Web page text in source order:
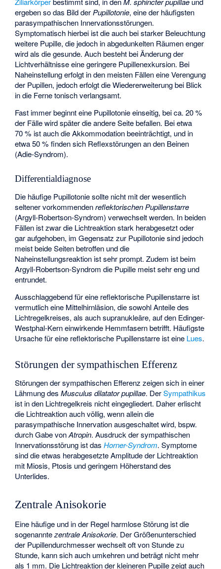
ergeben so das Bild derPupillotonie, eine der häufigsten
parasympathischen Innervationsstörungen.
Symptomatisch hierbei ist die auch bei starker Beleuchtung
weitere Pupille, die jedoch in abgedunkelten Räumen enger
wird als die gesunde. Auch besteht bei Änderung der
Lichtverhältnisse eine geringere Pupillenexkursion. Bei
Naheinstellung erfolgt in den meisten Fällen eine Verengung
der Pupillen, jedoch erfolgt die Wiedererweiterung bei Blick
in die Ferne tonisch verlangsamt.
Fast immer beginnt eine Pupillotonie einseitig, bei ca. 20 %
der Fälle wird später die andere Seite befallen. Bei etwa
70 % ist auch die Akkommodation beeinträchtigt, und in
etwa 50 % finden sich Reflexstörungen an den Beinen
(Adie-Syndrom).
Differentialdiagnose
Die häufige Pupillotonie sollte nicht mit der wesentlich
seltener vorkommendenreflektorischen Pupillenstarre
(Argyll-Robertson-Syndrom) verwechselt werden. In beiden
Fällen ist zwar die Lichtreaktion stark herabgesetzt oder
gar aufgehoben, im Gegensatz zur Pupillotonie sind jedoch
meist beide Seiten betroffen und die
Naheinstellungsreaktion ist sehr prompt. Zudem ist beim
Argyll-Robertson-Syndrom die Pupille meist sehr eng und
entrundet.
Ausschlaggebend für eine reflektorische Pupillenstarre ist
vermutlich eine Mittelhirnläsion, die sowohl Anteile des
Lichtregelkreises, als auch supranukleäre, auf den Edinger-
Westphal-Kern einwirkende Hemmfasern betrifft. Häufigste
Ursache für eine reflektorische Pupillenstarre ist eine Lues.
Störungen der sympathischen Efferenz
Störungen der sympathischen Efferenz zeigen sich in einer
Lähmung desMusculus dilatator pupillae. DerSympathikus
ist in den Lichtregelkreis nicht eingegliedert. Daher erlischt
die Lichtreaktion auch völlig, wenn allein die
parasympathische Innervation ausgeschaltet wird, bspw.
durch Gabe vonAtropin. Ausdruck der sympathischen
Innervationsstörung ist dasHorner-Syndrom. Symptome
sind die etwas herabgesetzte Amplitude der Lichtreaktion
mit Miosis, Ptosis und geringem Höherstand des
Unterlides.
Zentrale Anisokorie
Eine häufige und in der Regel harmlose Störung ist die
sogenanntezentrale Anisokorie. Der Größenunterschied
der Pupillendurchmesser wechselt oft von Stunde zu
Stunde, kann sich auch umkehren und beträgt nicht mehr
als 1 mm. Die Lichtreaktion der kleineren Pupille zeigt auch